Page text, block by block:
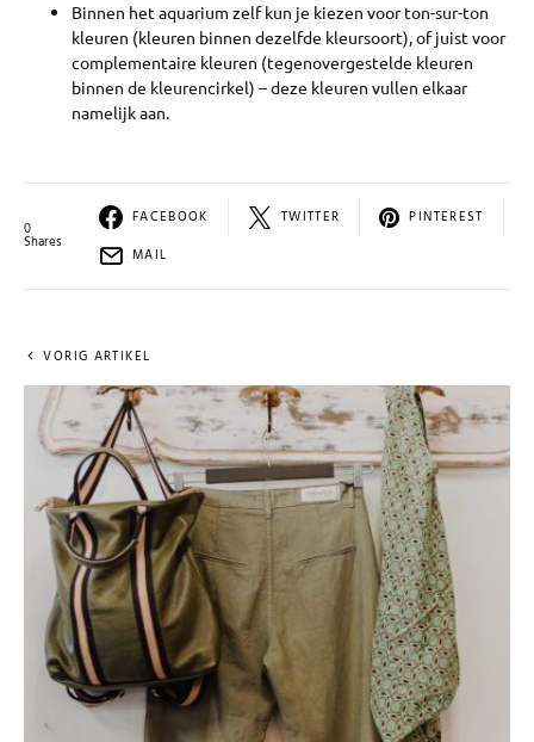
Binnen het aquarium zelf kun je kiezen voor ton-sur-ton
kleuren (kleuren binnen dezelfde kleursoort), of juist voor
complementaire kleuren (tegenovergestelde kleuren
binnen de kleurencirkel) – deze kleuren vullen elkaar
namelijk aan.
0
Shares
FACEBOOK TWITTER
PINTEREST
MAIL
VORIG ARTIKEL